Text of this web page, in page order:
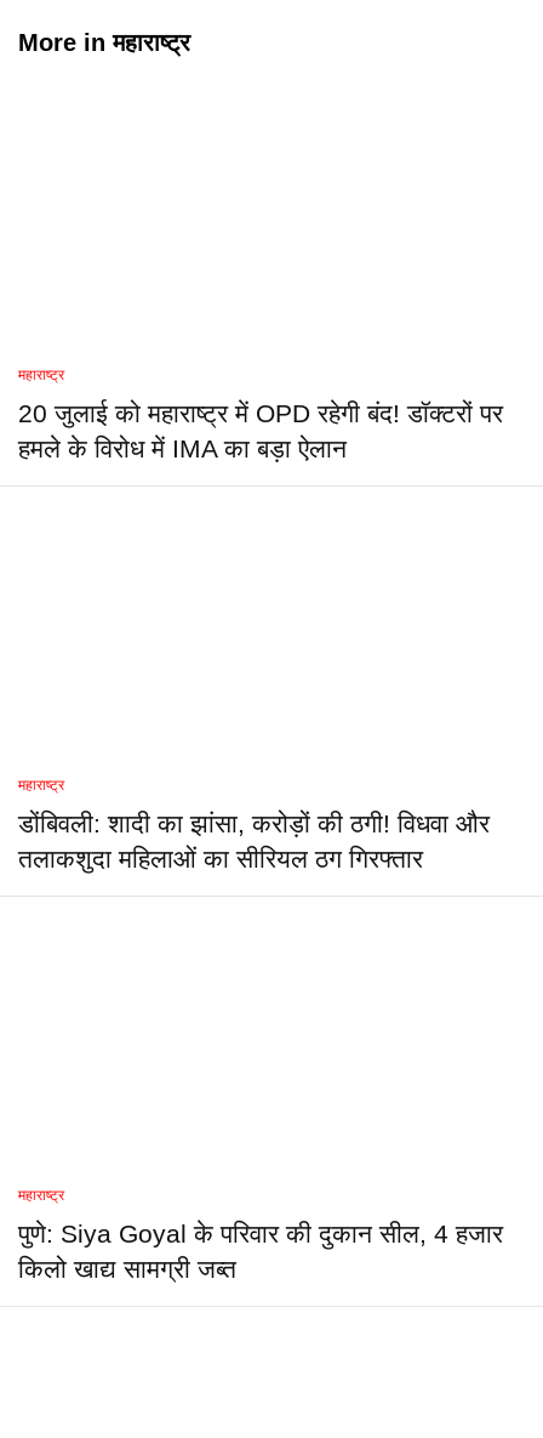
More inमहाराष्ट्र
महाराष्ट्र
20 जुलाई को महाराष्ट्र में OPD रहेगी बंद! डॉक्टरों पर
हमले के विरोध में IMA का बड़ा ऐलान
महाराष्ट्र
डोंबिवली: शादी का झांसा, करोड़ों की ठगी! विधवा और
तलाकशुदा महिलाओं का सीरियल ठग गिरफ्तार
महाराष्ट्र
पुणे: Siya Goyal के परिवार की दुकान सील, 4 हजार
किलो खाद्य सामग्री जब्त